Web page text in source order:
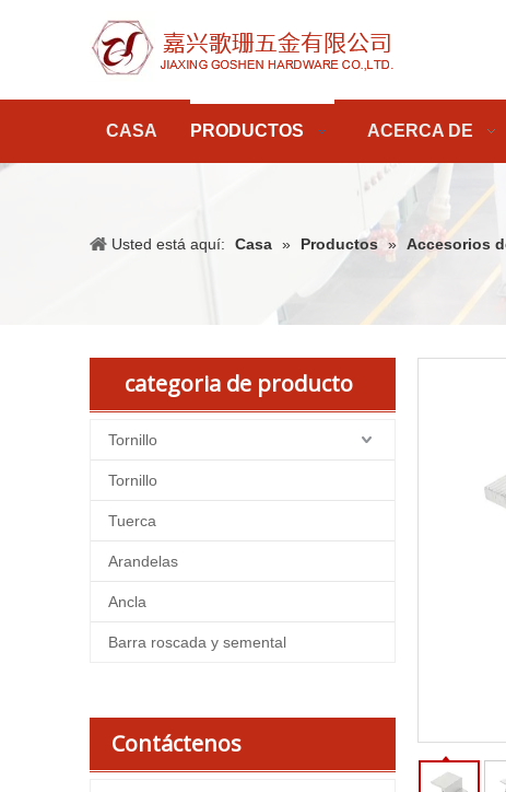
CASA PRODUCTOS ACERCA DE
Usted está aquí: Casa » Productos » Accesorios
categoria de producto
Tornillo
Tornillo
Tuerca
Arandelas
Ancla
Barra roscada y semental
Contáctenos